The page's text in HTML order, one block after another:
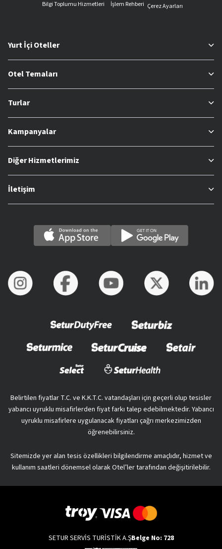
Bilgi Toplumu Hizmetleri
İşlem Rehberi Çerez Ayarları
Yurt İçi Oteller
Otel Temaları
Turlar
Kampanyalar
Diğer Hizmetlerimiz
İletişim
Belirtilen fiyatlar T.C. ve K.K.T.C. vatandaşları için geçerli olup tesisler
yabancı uyruklu misafirlerden fiyat farkı talep edebilmektedir. Yabancı
uyruklu misafirlere uygulanacak fiyatları çağrı merkezimizden
öğrenebilirsiniz.
Sitemizde yer alan tesis özellikleri bilgilendirme amaçlıdır, hizmet ve
kullanım saatleri dönemsel olarak Otel’ler tarafından değişitirilebilir.
SETUR SERVİS TURİSTİK A.ŞBelge No: 728